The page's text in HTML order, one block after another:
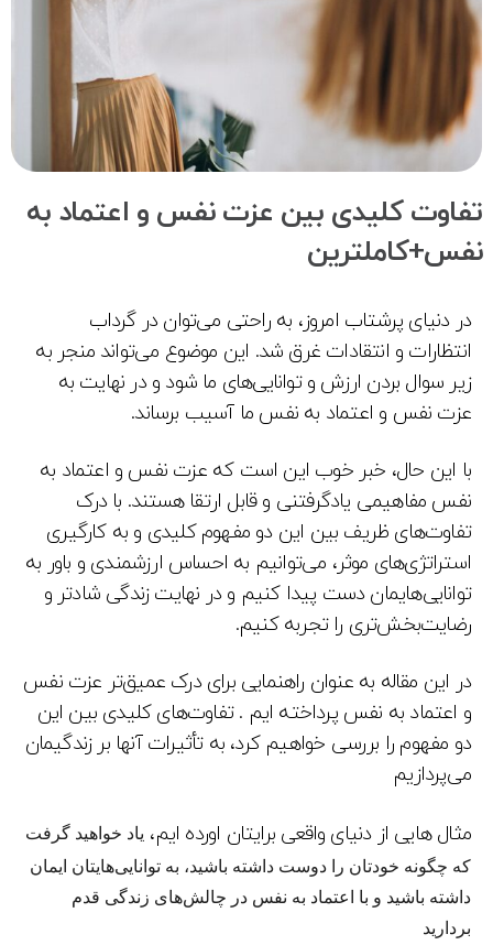
کلیدی بین عزت نفس و اعتماد به
در دنیای پرشتاب امروز، به راحتی می‌توان در گرداب
انتظارات و انتقادات غرق شد. این موضوع می‌تواند منجر به
زیر سوال بردن ارزش و توانایی‌های ما شود و در نهایت به
عزت نفس و اعتماد به نفس ما آسیب برساند.
با این حال، خبر خوب این است که عزت نفس و اعتماد به
نفس مفاهیمی یادگرفتنی و قابل ارتقا هستند. با درک
تفاوت‌های ظریف بین این دو مفهوم کلیدی و به کارگیری
استراتژی‌های موثر، می‌توانیم به احساس ارزشمندی و باور به
توانایی‌هایمان دست پیدا کنیم و در نهایت زندگی شادتر و
رضایت‌بخش‌تری را تجربه کنیم.
در این مقاله به عنوان راهنمایی برای درک عمیق‌تر عزت نفس
و اعتماد به نفس پرداخته ایم . تفاوت‌های کلیدی بین این
دو مفهوم را بررسی خواهیم کرد، به تأثیرات آنها بر زندگیمان
می‌پردازیم
مثال هایی از دنیای واقعی برایتان اورده ایم،یاد خواهید گرفت
که چگونهخودتان را دوست داشته باشید، به توانایی‌هایتان ایمان
داشته باشیدو با اعتماد به نفسدر چالش‌های زندگی قدم
بردارید